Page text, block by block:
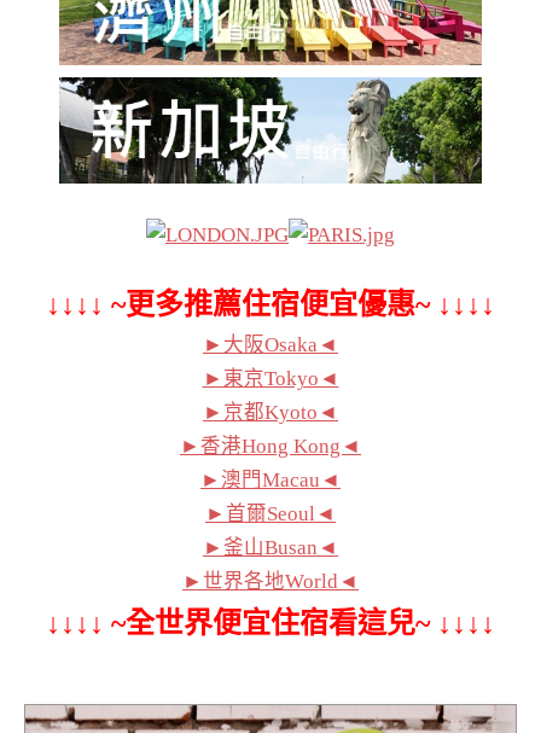
↓↓↓↓ ~更多推薦住宿便宜優惠~ ↓↓↓↓
►大阪Osaka◄
►東京Tokyo◄
►京都Kyoto◄
►香港Hong Kong◄
►澳門Macau◄
►首爾Seoul◄
►釜山Busan◄
►世界各地World◄
↓↓↓↓ ~全世界便宜住宿看這兒~ ↓↓↓↓